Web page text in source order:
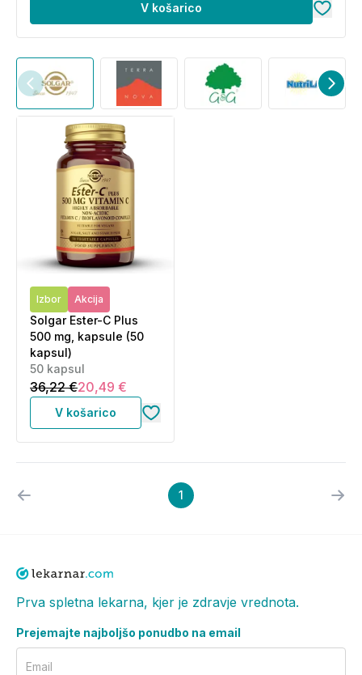
V košarico
Izbor Akcija
Solgar Ester-C Plus
500 mg, kapsule (50
kapsul)
50 kapsul
36,22 €20,49 €
V košarico
1
Prva spletna lekarna, kjer je zdravje vrednota.
Prejemajte najboljšo ponudbo na email
Email